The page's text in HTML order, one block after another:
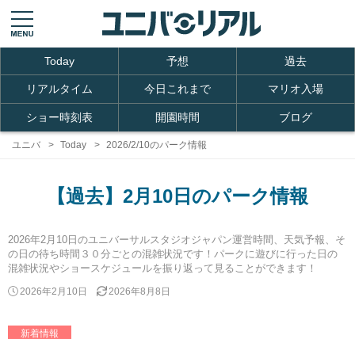
Today 予想 過去
リアルタイム 今日これまで マリオ入場
ショー時刻表 開園時間 ブログ
ユニバ Today 2026/2/10のパーク情報
【過去】2月10日のパーク情報
2026年2月10日のユニバーサルスタジオジャパン運営時間、天気予報、そ
の日の待ち時間３０分ごとの混雑状況です！パークに遊びに行った日の
混雑状況やショースケジュールを振り返って見ることができます！
2026年2月10日 2026年8月8日
新着情報